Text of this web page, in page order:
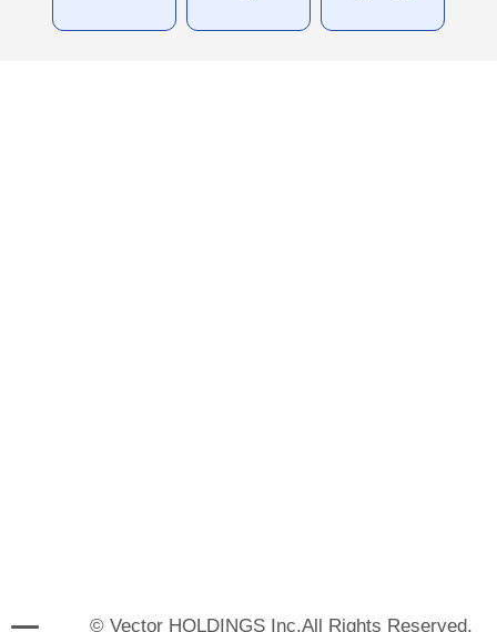
© Vector HOLDINGS Inc.All Rights Reserved.